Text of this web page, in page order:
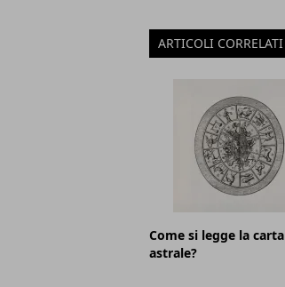
ARTICOLI CORRELATI
Come si legge la carta
astrale?